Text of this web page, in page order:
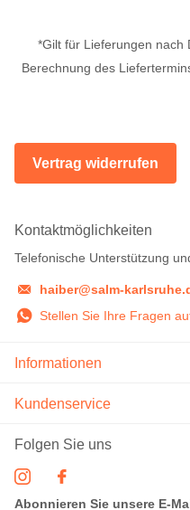
*Gilt für Lieferungen nach
Berechnung des
Vertrag widerrufen
Kontaktmöglichkeiten
Telefonische Unterstützung
haiber@salm-
Stellen Sie Ihre Fragen
Informationen
Kundenservice
Folgen Sie uns
Abonnieren Sie unsere E-